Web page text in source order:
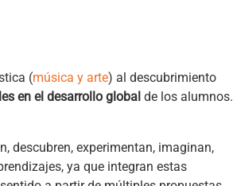
(música y arte) al descubrimiento
en el desarrollo global de los alumnos.
descubren, experimentan, imaginan,
ya que integran estas